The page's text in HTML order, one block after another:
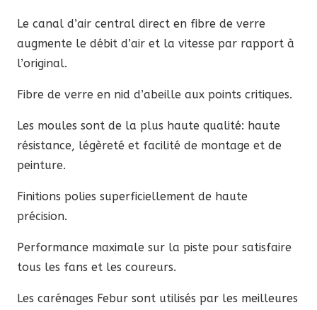
Le canal d’air central direct en fibre de verre
augmente le débit d’air et la vitesse par rapport à
l’original.
Fibre de verre en nid d’abeille aux points critiques.
Les moules sont de la plus haute qualité: haute
résistance, légèreté et facilité de montage et de
peinture.
Finitions polies superficiellement de haute
précision.
Performance maximale sur la piste pour satisfaire
tous les fans et les coureurs.
Les carénages Febur sont utilisés par les meilleures